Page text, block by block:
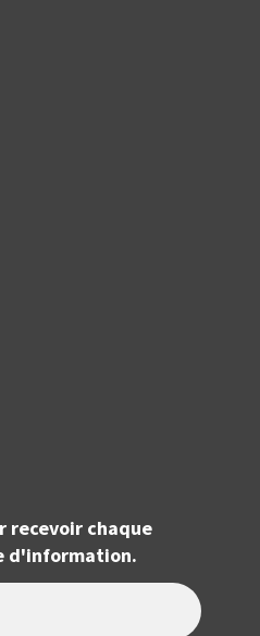
recevoir chaque
d'information.